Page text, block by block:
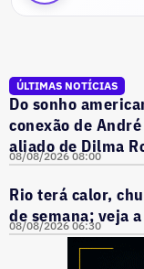
ÚLTIMAS NOTÍCIAS
Do sonho
conexão de
aliado de Dilma
08/08/2026 08:00
Rio terá calor,
de semana; veja
08/08/2026 06:30